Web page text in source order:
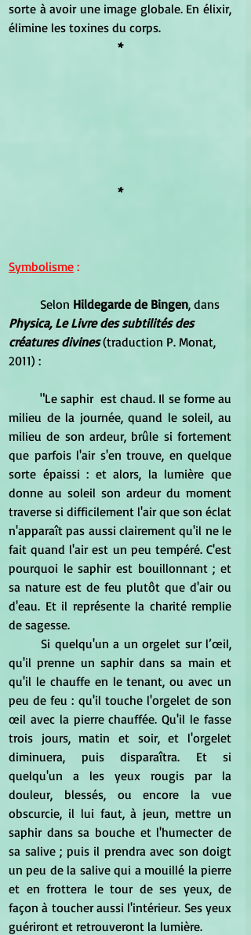
sorte à avoir une image globale. En élixir,
élimine les toxines du corps.
*
*
Symbolisme :
	Selon
Hildegarde de Bingen, dans
Physica, Le Livre des subtilités des
créatures divines (traduction P. Monat,
2011) :
	"Le saphir  est chaud. Il se forme au
milieu de la journée, quand le soleil, au
milieu de son ardeur, brûle si fortement
que parfois l'air s'en trouve, en quelque
sorte épaissi : et alors, la lumière que
donne au soleil son ardeur du moment
traverse si difficilement l'air que son éclat
n'apparaît pas aussi clairement qu'il ne le
fait quand l'air est un peu tempéré. C'est
pourquoi le saphir est bouillonnant ; et
sa nature est de feu plutôt que d'air ou
d'eau. Et il représente la charité remplie
de sagesse.
qu'il prenne un saphir dans sa main et
qu'il le chauffe en le tenant, ou avec un
peu de feu : qu'il touche l'orgelet de son
œil avec la pierre chauffée. Qu'il le fasse
trois jours, matin et soir, et l'orgelet
diminuera, puis disparaîtra. Et si
quelqu'un a les yeux rougis par la
douleur, blessés, ou encore la vue
obscurcie, il lui faut, à jeun, mettre un
saphir dans sa bouche et l'humecter de
sa salive ; puis il prendra avec son doigt
un peu de la salive qui a mouillé la pierre
et en frottera le tour de ses yeux, de
façon à toucher aussi l'intérieur. Ses yeux
guériront et retrouveront la lumière.